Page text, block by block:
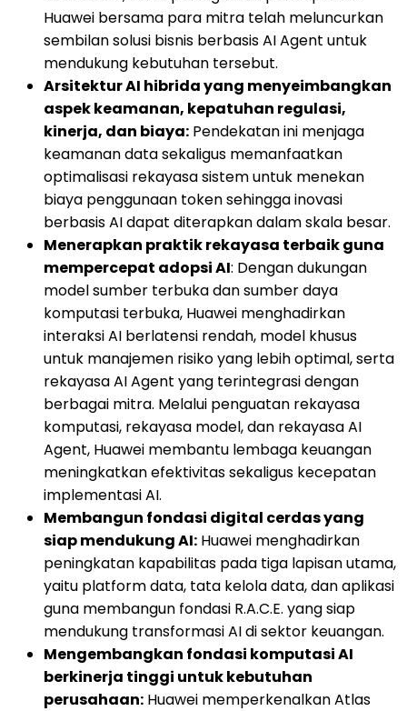
Huawei bersama para mitra telah meluncurkan
sembilan solusi bisnis berbasis AI Agent untuk
mendukung kebutuhan tersebut.
Arsitektur AI hibrida yang menyeimbangkan
aspek keamanan, kepatuhan regulasi,
kinerja, dan biaya: Pendekatan ini menjaga
keamanan data sekaligus memanfaatkan
optimalisasi rekayasa sistem untuk menekan
biaya penggunaan token sehingga inovasi
berbasis AI dapat diterapkan dalam skala besar.
Menerapkan praktik rekayasa terbaik guna
mempercepat adopsi AI: Dengan dukungan
model sumber terbuka dan sumber daya
komputasi terbuka, Huawei menghadirkan
interaksi AI berlatensi rendah, model khusus
untuk manajemen risiko yang lebih optimal, serta
rekayasa AI Agent yang terintegrasi dengan
berbagai mitra. Melalui penguatan rekayasa
komputasi, rekayasa model, dan rekayasa AI
Agent, Huawei membantu lembaga keuangan
meningkatkan efektivitas sekaligus kecepatan
implementasi AI.
Membangun fondasi digital cerdas yang
siap mendukung AI: Huawei menghadirkan
peningkatan kapabilitas pada tiga lapisan utama,
yaitu platform data, tata kelola data, dan aplikasi
guna membangun fondasi R.A.C.E. yang siap
mendukung transformasi AI di sektor keuangan.
Mengembangkan fondasi komputasi AI
berkinerja tinggi untuk kebutuhan
perusahaan: Huawei memperkenalkan Atlas